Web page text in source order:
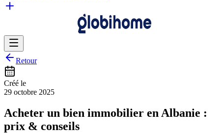
Retour
Créé le
29 octobre 2025
Acheter un bien immobilier en Albanie :
prix & conseils